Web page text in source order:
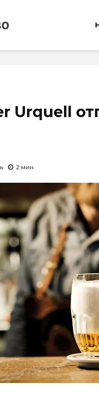
Urquell
2 мин.